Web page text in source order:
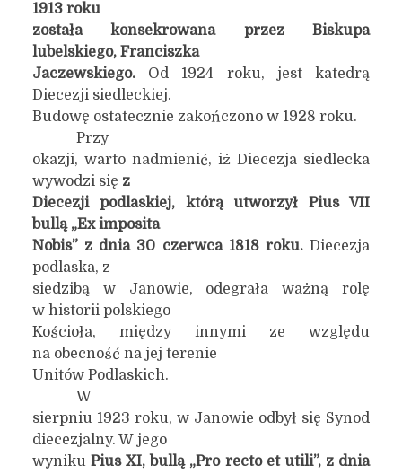
1913 roku
została konsekrowana przez Biskupa
lubelskiego, Franciszka
Jaczewskiego. Od 1924 roku, jest katedrą
Diecezji siedleckiej.
Budowę ostatecznie zakończono w 1928 roku.
Przy
okazji, warto nadmienić, iż Diecezja siedlecka
wywodzi się z
Diecezji podlaskiej, którą utworzył Pius VII
bullą „Ex imposita
Nobis” z dnia 30 czerwca 1818 roku.Diecezja
podlaska, z
siedzibą w Janowie, odegrała ważną rolę
w historii polskiego
Kościoła, między innymi ze względu
na obecność na jej terenie
Unitów Podlaskich.
W
sierpniu 1923 roku, w Janowie odbył się Synod
diecezjalny. W jego
wyniku Pius XI, bullą „Pro recto et utili”, z dnia